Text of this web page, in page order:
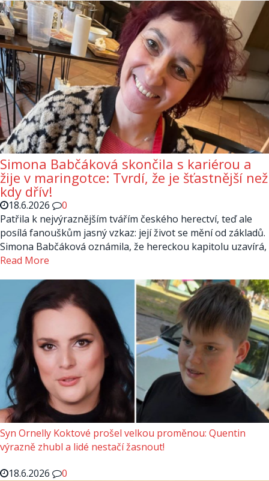
Simona Babčáková skončila s kariérou a
žije v maringotce: Tvrdí, že je šťastnější než
kdy dřív!
18.6.2026
0
Patřila k nejvýraznějším tvářím českého herectví, teď ale
posílá fanouškům jasný vzkaz: její život se mění od základů.
Simona Babčáková oznámila, že hereckou kapitolu uzavírá,
Read More
Syn Ornelly Koktové prošel velkou proměnou: Quentin
výrazně zhubl a lidé nestačí žasnout!
18.6.2026
0